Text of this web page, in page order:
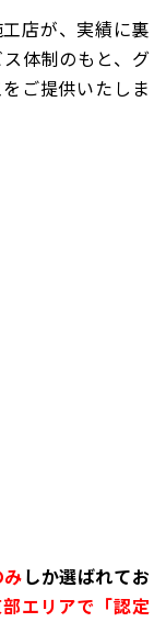
店が、実績に裏
体制のもと、グ
ご提供いたしま
しか選ばれてお
エリアで「認定